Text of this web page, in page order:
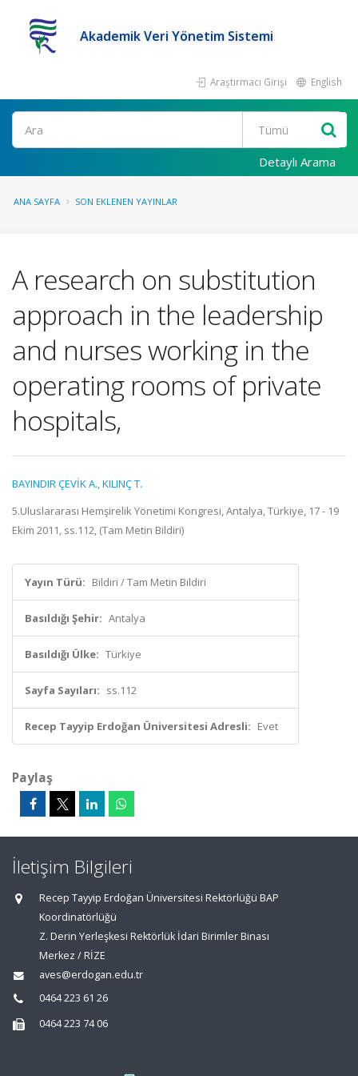
Akademik Veri Yönetim Sistemi
Araştırmacı Girişi English
Ara
Detaylı Arama
ANA SAYFA SON EKLENEN YAYINLAR
A research on substitution
approach in the leadership
and nurses working in the
operating rooms of private
hospitals,
BAYINDIR ÇEVİK A.,KILINÇ T.
5.Uluslararası Hemşirelik Yönetimi Kongresi, Antalya, Türkiye, 17 - 19
Ekim 2011, ss.112, (Tam Metin Bildiri)
Yayın Türü: Bildiri / Tam Metin Bildiri
Basıldığı Şehir: Antalya
Basıldığı Ülke: Türkiye
Sayfa Sayıları: ss.112
Recep Tayyip Erdoğan Üniversitesi Adresli: Evet
Paylaş
İletişim Bilgileri
Recep Tayyip Erdoğan Üniversitesi Rektörlüğü BAP
Koordinatörlüğü
Z. Derin Yerleşkesi Rektörlük İdari Birimler Binası
Merkez / RİZE
aves@erdogan.edu.tr
0464 223 61 26
0464 223 74 06